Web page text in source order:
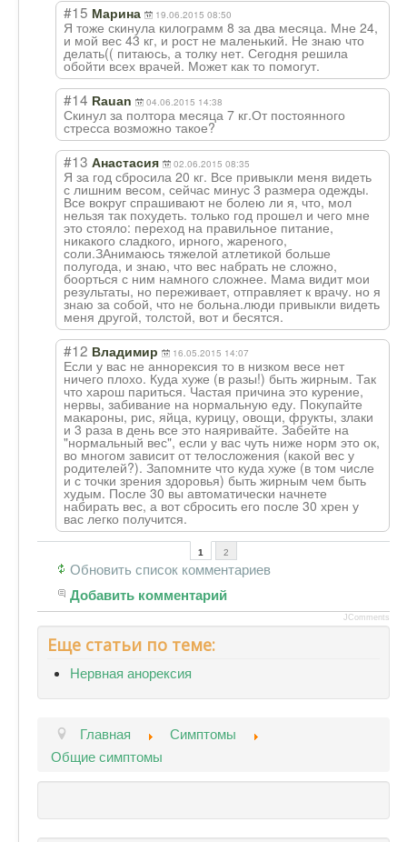
#15 Марина 19.06.2015 08:50
Я тоже скинула килограмм 8 за два месяца. Мне 24,
и мой вес 43 кг, и рост не маленький. Не знаю что
делать(( питаюсь, а толку нет. Сегодня решила
обойти всех врачей. Может как то помогут.
#14 Rauan 04.06.2015 14:38
Скинул за полтора месяца 7 кг.От постоянного
стресса возможно такое?
#13 Анастасия 02.06.2015 08:35
Я за год сбросила 20 кг. Все привыкли меня видеть
с лишним весом, сейчас минус 3 размера одежды.
Все вокруг спрашивают не болею ли я, что, мол
нельзя так похудеть. только год прошел и чего мне
это стояло: переход на правильное питание,
никакого сладкого, ирного, жареного,
соли.ЗАнимаюсь тяжелой атлетикой больше
полугода, и знаю, что вес набрать не сложно,
боорться с ним намного сложнее. Мама видит мои
результаты, но переживает, отправляет к врачу. но я
знаю за собой, что не больна.люди привыкли видеть
меня другой, толстой, вот и бесятся.
#12 Владимир 16.05.2015 14:07
Если у вас не аннорексия то в низком весе нет
ничего плохо. Куда хуже (в разы!) быть жирным. Так
что харош париться. Частая причина это курение,
нервы, забивание на нормальную еду. Покупайте
макароны, рис, яйца, курицу, овощи, фрукты, злаки
и 3 раза в день все это наяривайте. Забейте на
"нормальный вес", если у вас чуть ниже норм это ок,
во многом зависит от телосложения (какой вес у
родителей?). Запомните что куда хуже (в том числе
и с точки зрения здоровья) быть жирным чем быть
худым. После 30 вы автоматически начнете
набирать вес, а вот сбросить его после 30 хрен у
вас легко получится.
1 2
Обновить список комментариев
Добавить комментарий
JComments
Еще статьи по теме:
Нервная анорексия
Главная
Симптомы
Общие симптомы